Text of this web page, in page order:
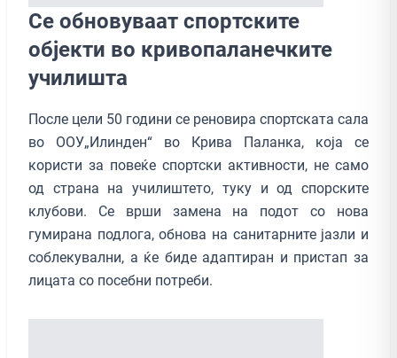
Се обновуваат спортските
објекти во кривопаланечките
училишта
После цели 50 години се реновира спортската сала
во ООУ„Илинден“ во Крива Паланка, која се
користи за повеќе спортски активности, не само
од страна на училиштето, туку и од спорските
клубови. Се врши замена на подот со нова
гумирана подлога, обнова на санитарните јазли и
соблекувални, а ќе биде адаптиран и пристап за
лицата со посебни потреби.